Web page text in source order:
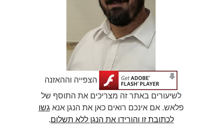
הצפייה וההאזנה
לשיעורים באתר זה מצריכים את התוסף של
פלאש. אם אינכם רואים כאן את הנגן אנאגשו
לכתובת זו והורידו את הנגן ללא תשלום.